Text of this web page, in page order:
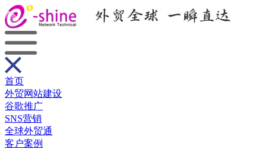
首页
外贸网站建设
谷歌推广
SNS营销
全球外贸通
客户案例